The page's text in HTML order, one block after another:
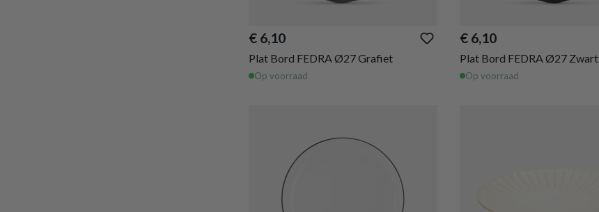
€ 6,10
Plat Bord FEDRA Ø27 Grafiet
Op voorraad
€ 6,10
Plat Bord FEDRA Ø27 Zwart
Op voorraad